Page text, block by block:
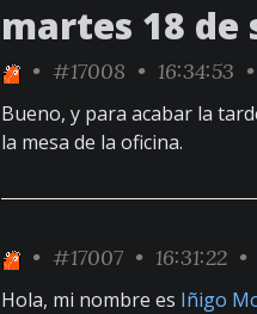
martes 18 de
• #17008 • 16:34:53 •
Bueno, y para acabar la
la mesa de la oficina.
• #17007 • 16:31:22 •
Hola, mi nombre es Iñigo